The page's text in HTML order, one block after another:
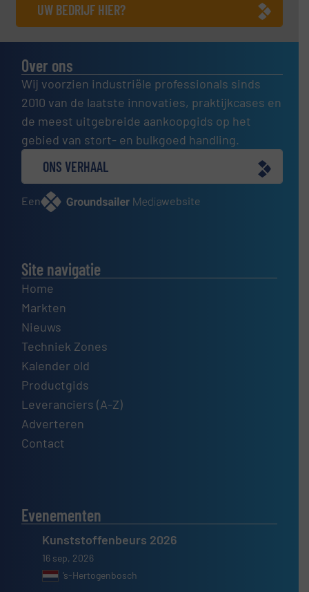
UW BEDRIJF HIER?
Over ons
Wij voorzien industriële professionals sinds
2010 van de laatste innovaties, praktijkcases en
de meest uitgebreide aankoopgids op het
gebied van stort- en bulkgoed handling.
ONS VERHAAL
Een website
Site navigatie
Home
Markten
Nieuws
Techniek Zones
Kalender old
Productgids
Leveranciers (A-Z)
Adverteren
Contact
Evenementen
Kunststoffenbeurs 2026
16 sep, 2026
’s-Hertogenbosch